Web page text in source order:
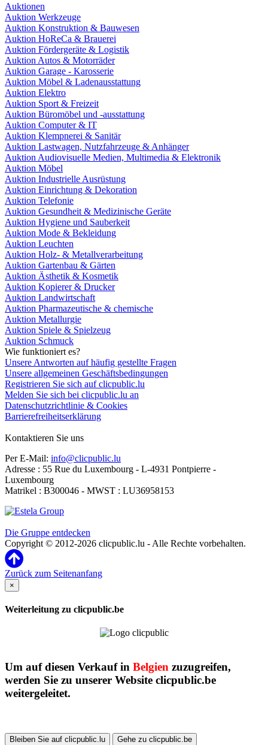
Auktionen
Auktion Werkzeuge
Auktion Konstruktion & Bauwesen
Auktion HoReCa & Brauerei
Auktion Fördergeräte & Logistik
Auktion Autos & Motorräder
Auktion Garage - Karosserie
Auktion Möbel & Ladenausstattung
Auktion Elektro
Auktion Sport & Freizeit
Auktion Büromöbel und -ausstattung
Auktion Computer & IT
Auktion Klempnerei & Sanitär
Auktion Lastwagen, Nutzfahrzeuge & Anhänger
Auktion Audiovisuelle Medien, Multimedia & Elektronik
Auktion Möbel
Auktion Industrielle Ausrüstung
Auktion Einrichtung & Dekoration
Auktion Telefonie
Auktion Gesundheit & Medizinische Geräte
Auktion Hygiene und Sauberkeit
Auktion Mode & Bekleidung
Auktion Leuchten
Auktion Holz- & Metallverarbeitung
Auktion Gartenbau & Gärten
Auktion Ästhetik & Kosmetik
Auktion Kopierer & Drucker
Auktion Landwirtschaft
Auktion Pharmazeutische & chemische
Auktion Metallurgie
Auktion Spiele & Spielzeug
Auktion Schmuck
Wie funktioniert es?
Unsere Antworten auf häufig gestellte Fragen
Unsere allgemeinen Geschäftsbedingungen
Registrieren Sie sich auf clicpublic.lu
Melden Sie sich bei clicpublic.lu an
Datenschutzrichtlinie & Cookies
Barrierefreiheitserklärung
Kontaktieren Sie uns
Per E-Mail: info@clicpublic.lu
Adresse : 55 Rue du Luxembourg - L-4931 Pontpierre -
Luxembourg
Matrikel : B300046 - MWST : LU36958153
Die Gruppe entdecken
Copyright © 2012-2026 clicpublic.lu - Alle Rechte vorbehalten.
Zurück zum Seitenanfang
×
Weiterleitung zu clicpublic.be
Um auf diesen Verkauf in Belgien zuzugreifen,
werden Sie zu unserer Website clicpublic.be
weitergeleitet.
Bleiben Sie auf clicpublic.lu Gehe zu clicpublic.be